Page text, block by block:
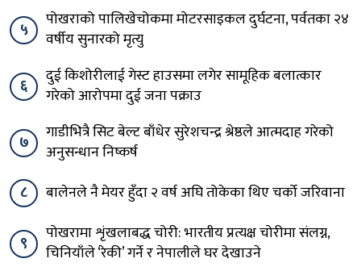
५
पोखराको पालिखेचोकमा मोटरसाइकल दुर्घटना, पर्वतका २४
वर्षीय सुनारको मृत्यु
६
दुई किशोरीलाई गेस्ट हाउसमा लगेर सामूहिक बलात्कार
गरेको आरोपमा दुई जना पक्राउ
७
गाडीभित्रै सिट बेल्ट बाँधेर सुरेशचन्द्र श्रेष्ठले आत्मदाह गरेको
अनुसन्धान निष्कर्ष
८
बालेनले नै मेयर हुँदा २ वर्ष अघि तोकेका थिए चर्को जरिवाना
९
पोखरामा शृंखलाबद्ध चोरी: भारतीय प्रत्यक्ष चोरीमा संलग्न,
चिनियाँले ‘रेकी’ गर्ने र नेपालीले घर देखाउने